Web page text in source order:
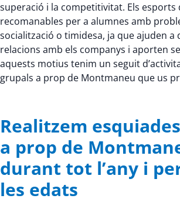
superació i la competitivitat. Els esports
recomanables per a alumnes amb
socialització o timidesa, ja que ajuden a
relacions amb els companys i aporten
aquests motius tenim un seguit
grupals a prop de Montmaneu que us
Realitzem
a prop de
durant tot l’any i
les edats